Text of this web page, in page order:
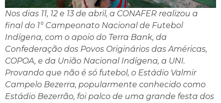
Nos dias 11, 12 e 13 de abril, a CONAFER realizou a
final do 1° Campeonato Nacional de Futebol
Indígena, com o apoio do Terra Bank, da
Confederação dos Povos Originários das Américas,
COPOA, e da União Nacional Indígena, a UNI.
Provando que não é só futebol, o Estádio Valmir
Campelo Bezerra, popularmente conhecido como
Estádio Bezerrão, foi palco de uma grande festa dos